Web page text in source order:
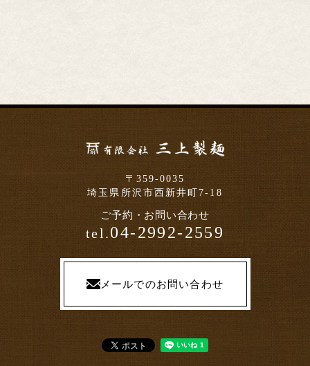
〒359-0035
埼玉県所沢市西新井町7-18
ご予約・お問い合わせ
tel.04-2992-2559
メールでのお問い合わせ